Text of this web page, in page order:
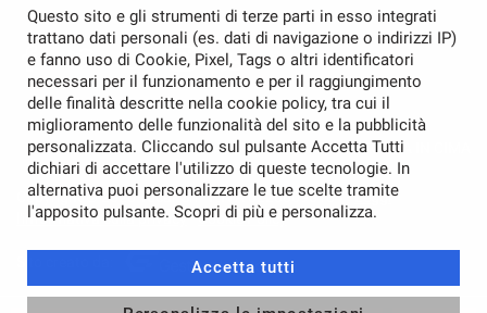
Azienda
TORNA IN CIMA
Copyright © 2026 Tucar Srl - P.IVA 02260090184 -Leggi
l'informativa sulla privacy-Cookie Policy
Questo sito e gli strumenti di terze parti in esso integrati
trattano dati personali (es. dati di navigazione o indirizzi IP)
e fanno uso di Cookie, Pixel, Tags o altri identificatori
necessari per il funzionamento e per il raggiungimento
delle finalità descritte nella cookie policy, tra cui il
miglioramento delle funzionalità del sito e la pubblicità
personalizzata. Cliccando sul pulsante Accetta Tutti
dichiari di accettare l'utilizzo di queste tecnologie. In
alternativa puoi personalizzare le tue scelte tramite
l'apposito pulsante. Scopri di più e personalizza.
Accetta tutti
Cookie per il miglioramento dell'esperienza utente
Cookie analitici
Cookie di marketing
Leggi
cookie